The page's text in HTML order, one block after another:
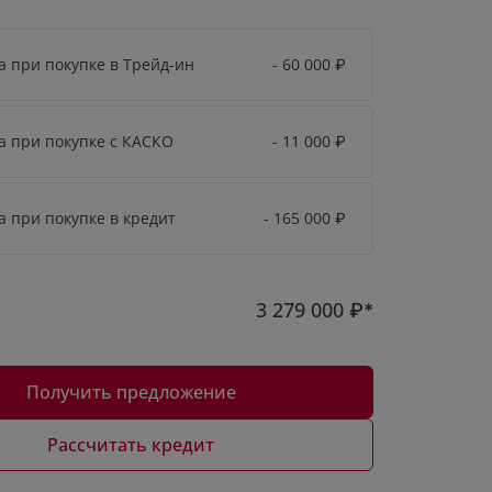
при покупке в Трейд-ин - 60 000 ₽
при покупке с КАСКО - 11 000 ₽
при покупке в кредит - 165 000 ₽
3 279 000 ₽*
Получить предложение
Рассчитать кредит